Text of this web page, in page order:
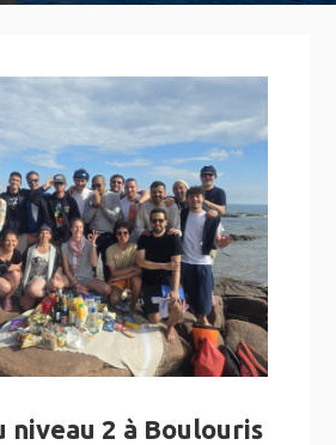
niveau 2 à Boulouris